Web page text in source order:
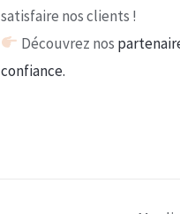
satisfaire nos clients !
Découvrez nos
confiance.